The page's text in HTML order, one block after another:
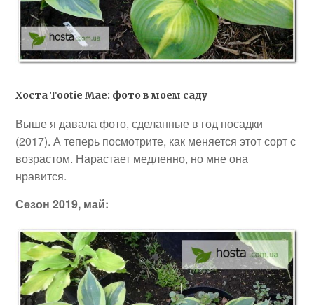
Хоста Tootie Mae: фото в моем саду
Выше я давала фото, сделанные в год посадки
(2017). А теперь посмотрите, как меняется этот сорт с
возрастом. Нарастает медленно, но мне она
нравится.
Сезон 2019, май: